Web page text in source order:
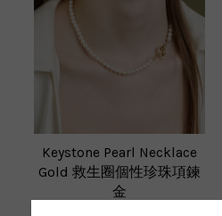
Keystone Pearl Necklace
Gold 救生圈個性珍珠項鍊
金